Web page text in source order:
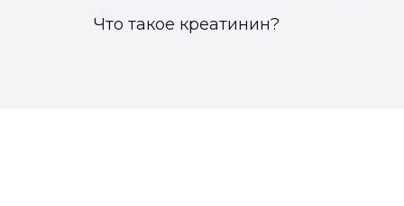
Что такое креатинин?